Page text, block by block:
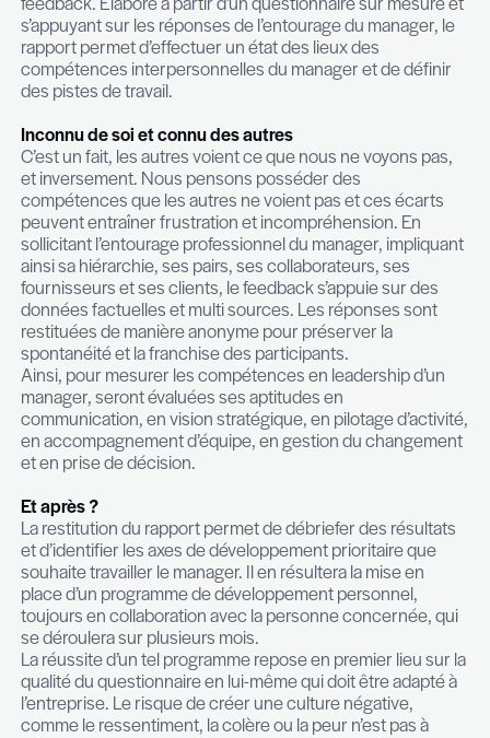
Image de soi
Prendre conscience de l’image que l’on revoie
autres, dans un cadre professionnel mais
personnel, est un des premiers exercices du
feedback. Elaboré à partir d’un questionnaire sur
s’appuyant sur les réponses de l’entourage du
rapport permet d’effectuer un état des lieux des
compétences interpersonnelles du manager et
des pistes de travail.
Inconnu de soi et connu des autres
C’est un fait, les autres voient ce que nous ne
et inversement. Nous pensons posséder des
compétences que les autres ne voient pas et
peuvent entraîner frustration et
sollicitant l’entourage professionnel du manager,
ainsi sa hiérarchie, ses pairs, ses collaborateurs,
fournisseurs et ses clients, le feedback s’appuie
données factuelles et multi sources. Les
restituées de manière anonyme pour préserver la
spontanéité et la franchise des participants.
Ainsi, pour mesurer les compétences en
manager, seront évaluées ses aptitudes en
communication, en vision stratégique, en
en accompagnement d’équipe, en gestion du
et en prise de décision.